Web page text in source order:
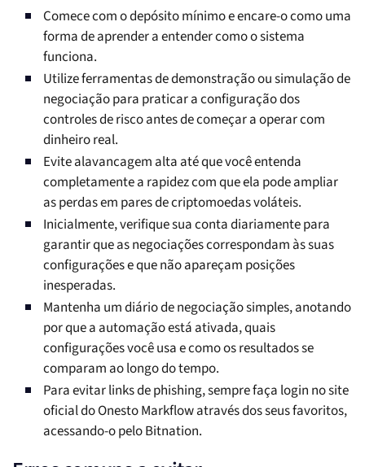
Comece com o depósito mínimo e encare-o como uma
forma de aprender a entender como o sistema
funciona.
Utilize ferramentas de demonstração ou simulação de
negociação para praticar a configuração dos
controles de risco antes de começar a operar com
dinheiro real.
Evite alavancagem alta até que você entenda
completamente a rapidez com que ela pode ampliar
as perdas em pares de criptomoedas voláteis.
Inicialmente, verifique sua conta diariamente para
garantir que as negociações correspondam às suas
configurações e que não apareçam posições
inesperadas.
Mantenha um diário de negociação simples, anotando
por que a automação está ativada, quais
configurações você usa e como os resultados se
comparam ao longo do tempo.
Para evitar links de phishing, sempre faça login no site
oficial do Onesto Markflow através dos seus favoritos,
acessando-o pelo Bitnation.